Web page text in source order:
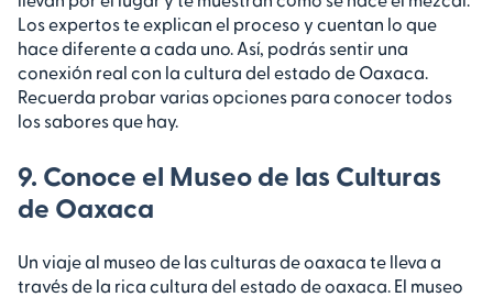
Los expertos te explican el proceso y cuentan lo que
hace diferente a cada uno. Así, podrás sentir una
conexión real con la cultura del estado de Oaxaca.
Recuerda probar varias opciones para conocer todos
los sabores que hay.
9. Conoce el Museo de las Culturas
de Oaxaca
Un viaje al museo de las culturas de oaxaca te lleva a
través de la rica cultura del estado de oaxaca. El museo